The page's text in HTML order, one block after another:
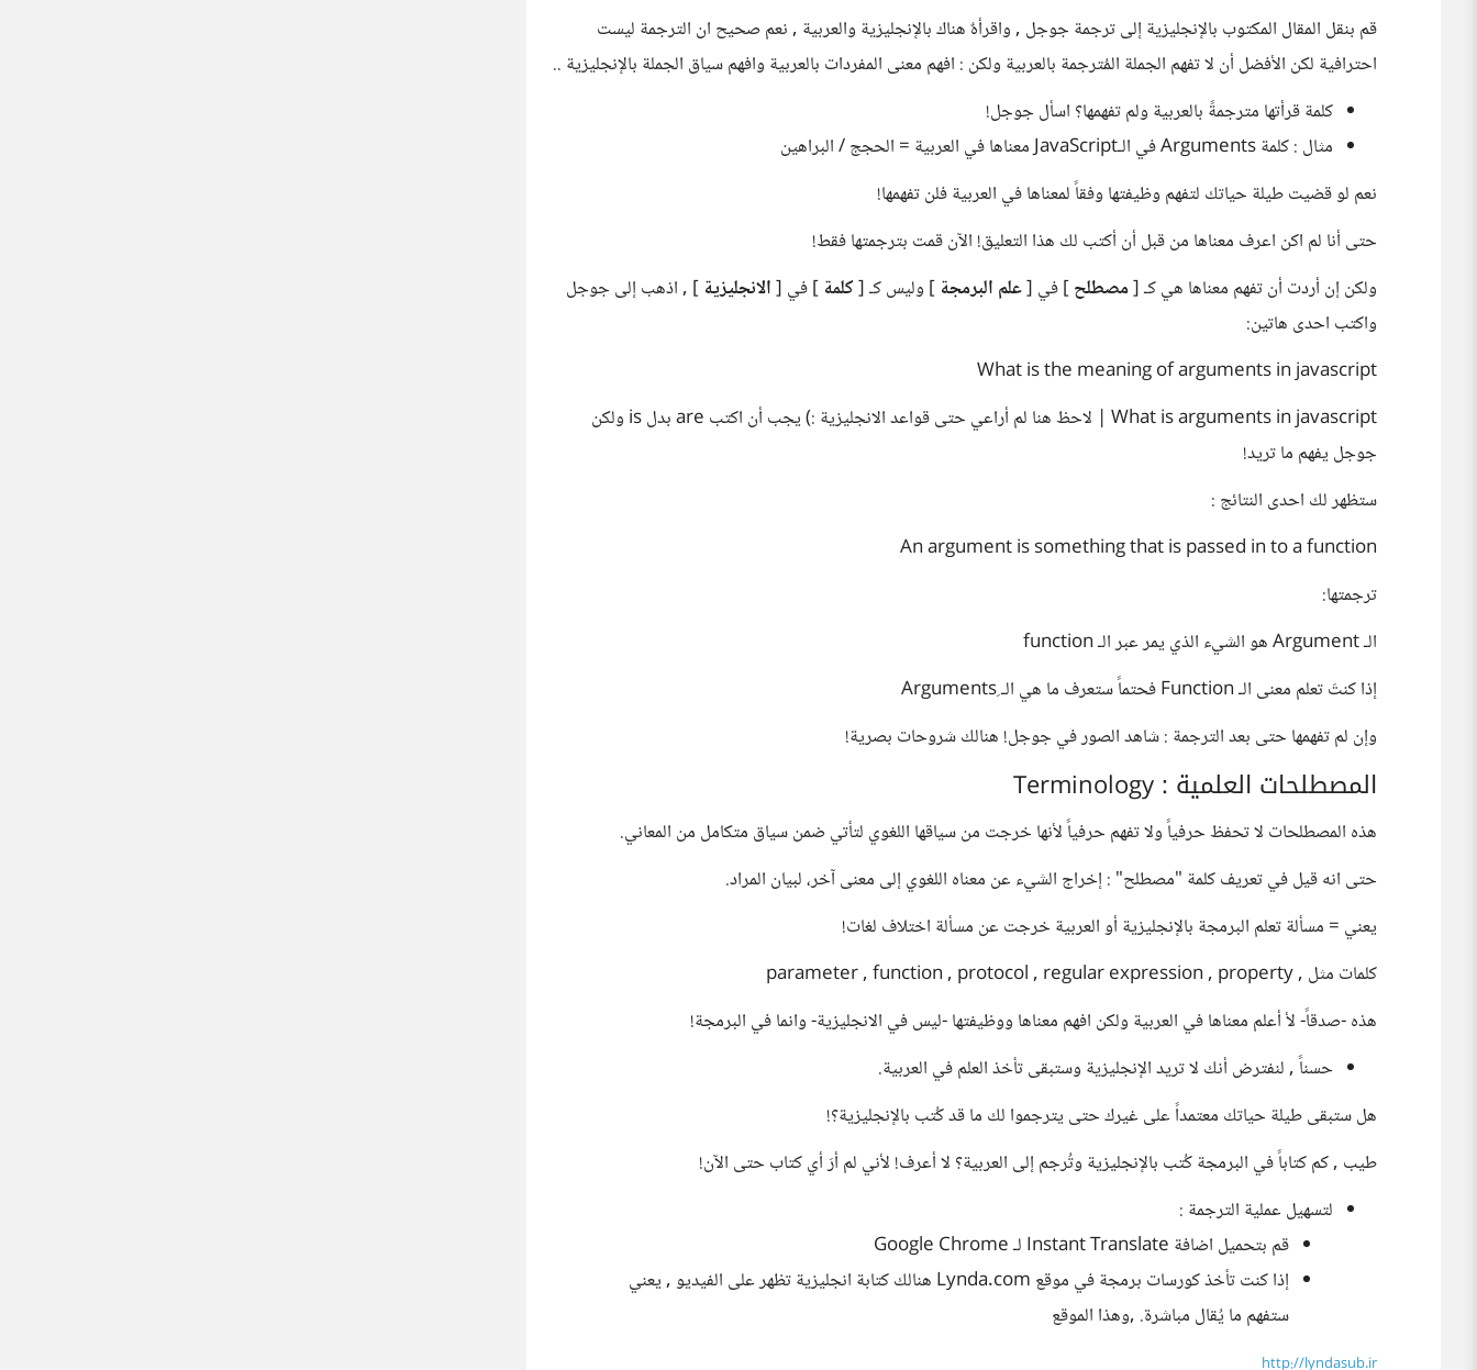
قم بنقل المقال المكتوب بالإنجليزية إلى ترجمة جوجل , واقرأهٌ هناك بالإنجليزية والعربية , نعم صحيح ان الترجمة ليست
احترافية لكن الأفضل أن لا تفهم الجملة المُترجمة بالعربية ولكن : افهم معنى المفردات بالعربية وافهم سياق الجملة بالإنجليزية ..
كلمة قرأتها مترجمةً بالعربية ولم تفهمها؟ اسأل جوجل!
مثال : كلمة Arguments في الـJavaScript معناها في العربية = الحجج / البراهين
نعم لو قضيت طيلة حياتك لتفهم وظيفتها وفقاً لمعناها في العربية فلن تفهمها!
حتى أنا لم اكن اعرف معناها من قبل أن أكتب لك هذا التعليق! الآن قمت بترجمتها فقط!
ولكن إن أردت أن تفهم معناها هي كـ [مصطلح] في [علم البرمجة ] وليس كـ [كلمة ] في [الانجليزية ] , اذهب إلى جوجل
واكتب احدى هاتين:
What is the meaning of arguments in javascript
What is arguments in javascript | لاحظ هنا لم أراعي حتى قواعد الانجليزية :) يجب أن اكتب are بدل is ولكن
جوجل يفهم ما تريد!
ستظهر لك احدى النتائج :
An argument is something that is passed in to a function
ترجمتها:
الـ Argument هو الشيء الذي يمر عبر الـ function
إذا كنتَ تعلم معنى الـ Function فحتماً ستعرف ما هي الـ ِArguments
وإن لم تفهمها حتى بعد الترجمة : شاهد الصور في جوجل! هنالك شروحات بصرية!
المصطلحات العلمية : Terminology
هذه المصطلحات لا تحفظ حرفياً ولا تفهم حرفياً لأنها خرجت من سياقها اللغوي لتأتي ضمن سياق متكامل من المعاني.
حتى انه قيل في تعريف كلمة "مصطلح" : إخراج الشيء عن معناه اللغوي إلى معنى آخر، لبيان المراد.
يعني = مسألة تعلم البرمجة بالإنجليزية أو العربية خرجت عن مسألة اختلاف لغات!
كلمات مثل , parameter , function , protocol , regular expression , property
هذه -صدقاً- لأ أعلم معناها في العربية ولكن افهم معناها ووظيفتها -ليس في الانجليزية- وانما في البرمجة!
حسناً , لنفترض أنك لا تريد الإنجليزية وستبقى تأخذ العلم في العربية.
هل ستبقى طيلة حياتك معتمداً على غيرك حتى يترجموا لك ما قد كُتب بالإنجليزية؟!
طيب , كم كتاباً في البرمجة كُتب بالإنجليزية وتُرجم إلى العربية؟ لا أعرف! لأني لم أرَ أي كتاب حتى الآن!
لتسهيل عملية الترجمة :
قم بتحميل اضافة Instant Translate لـ Google Chrome
إذا كنت تأخذ كورسات برمجة في موقع Lynda.com هنالك كتابة انجليزية تظهر على الفيديو , يعني
ستفهم ما يُقال مباشرة. ,وهذا الموقع
http://lyndasub.ir